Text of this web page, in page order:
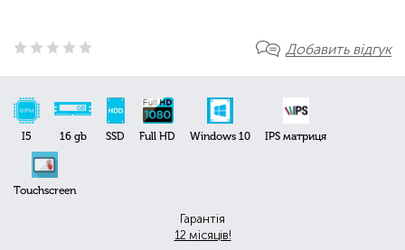
Добавить відгук
I5 16 gb SSD Full HD Windows 10 IPS матриця
Touchscreen
Гарантія
12 місяців!